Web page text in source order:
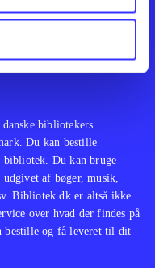
Feedback
bibliotekers
Du kan bestille
bibliotek. Du kan bruge
af bøger, musik,
Bibliotek.dk er altså ikke
over hvad der findes på
bestille og få leveret til dit